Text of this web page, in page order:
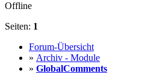
Offline
Seiten: 1
Forum-Übersicht
» Archiv - Module
» GlobalComments